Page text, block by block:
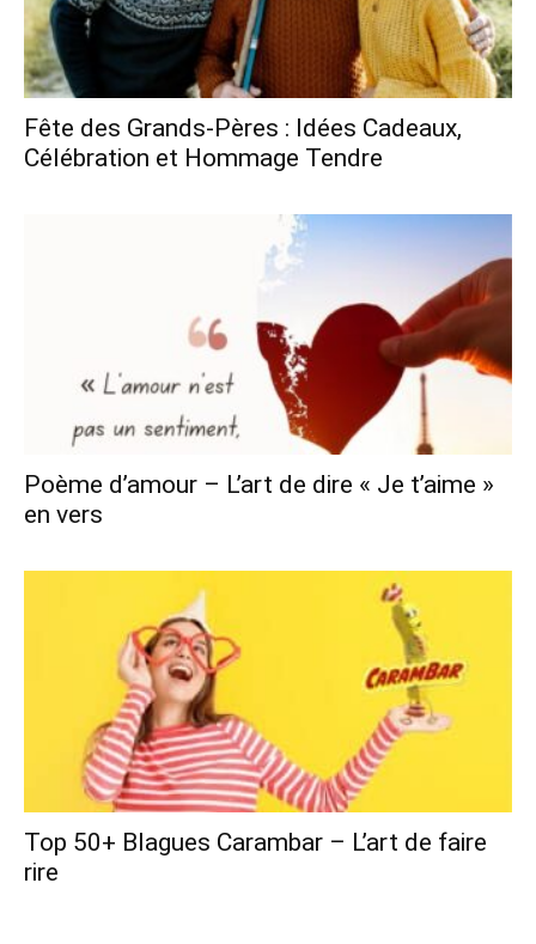
Fête des Grands-Pères : Idées Cadeaux,
Célébration et Hommage Tendre
Poème d’amour – L’art de dire « Je t’aime »
en vers
Top 50+ Blagues Carambar – L’art de faire
rire